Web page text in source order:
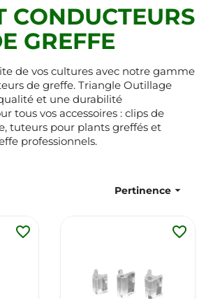
CONDUCTEURS
GREFFE
de vos cultures avec notre gamme
de greffe. Triangle Outillage
et une durabilité
tous vos accessoires : clips de
tuteurs pour plants greffés et
professionnels.
Pertinence
favorite_border favorite_border